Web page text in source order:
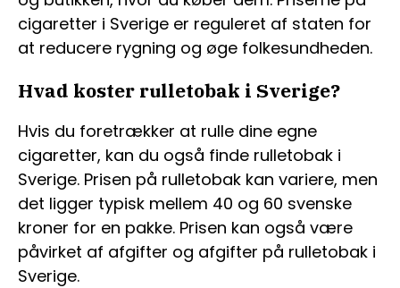
cigaretter i Sverige er reguleret af staten for
at reducere rygning og øge folkesundheden.
Hvad koster rulletobak i Sverige?
Hvis du foretrækker at rulle dine egne
cigaretter, kan du også finde rulletobak i
Sverige. Prisen på rulletobak kan variere, men
det ligger typisk mellem 40 og 60 svenske
kroner for en pakke. Prisen kan også være
påvirket af afgifter og afgifter på rulletobak i
Sverige.